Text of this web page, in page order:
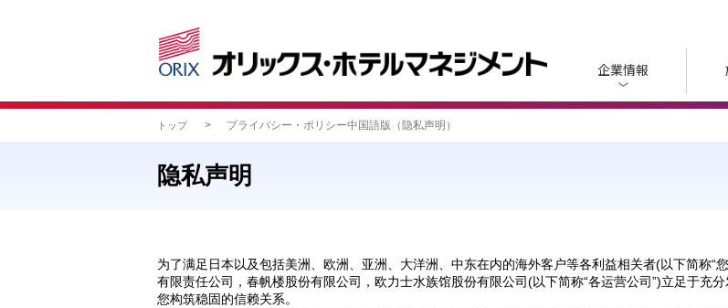
企業情報
トップ > プライバシー・ポリシー中国語版（隐私声明）
隐私声明
为了满足日本以及包括美洲、欧洲、亚洲、大洋洲、中东在内的海外客户等各利益相关者(以下简称“
有限责任公司，春帆楼股份有限公司，欧力士水族馆股份有限公司(以下简称“各运营公司”)立足于充
您构筑稳固的信赖关系。